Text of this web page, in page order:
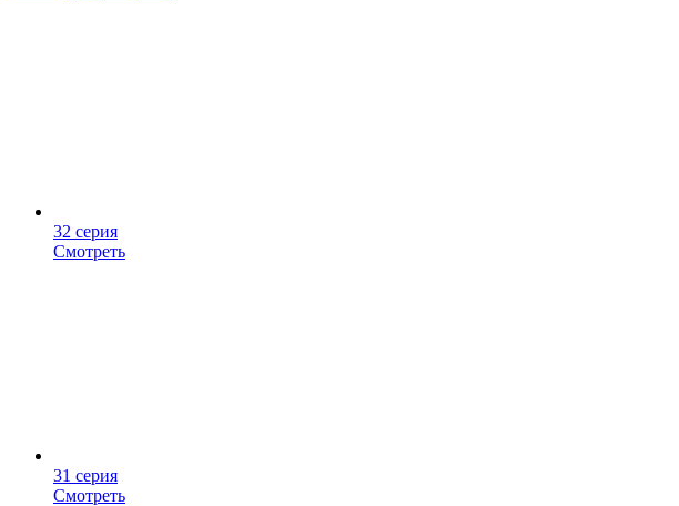
32 серия
Смотреть
31 серия
Смотреть